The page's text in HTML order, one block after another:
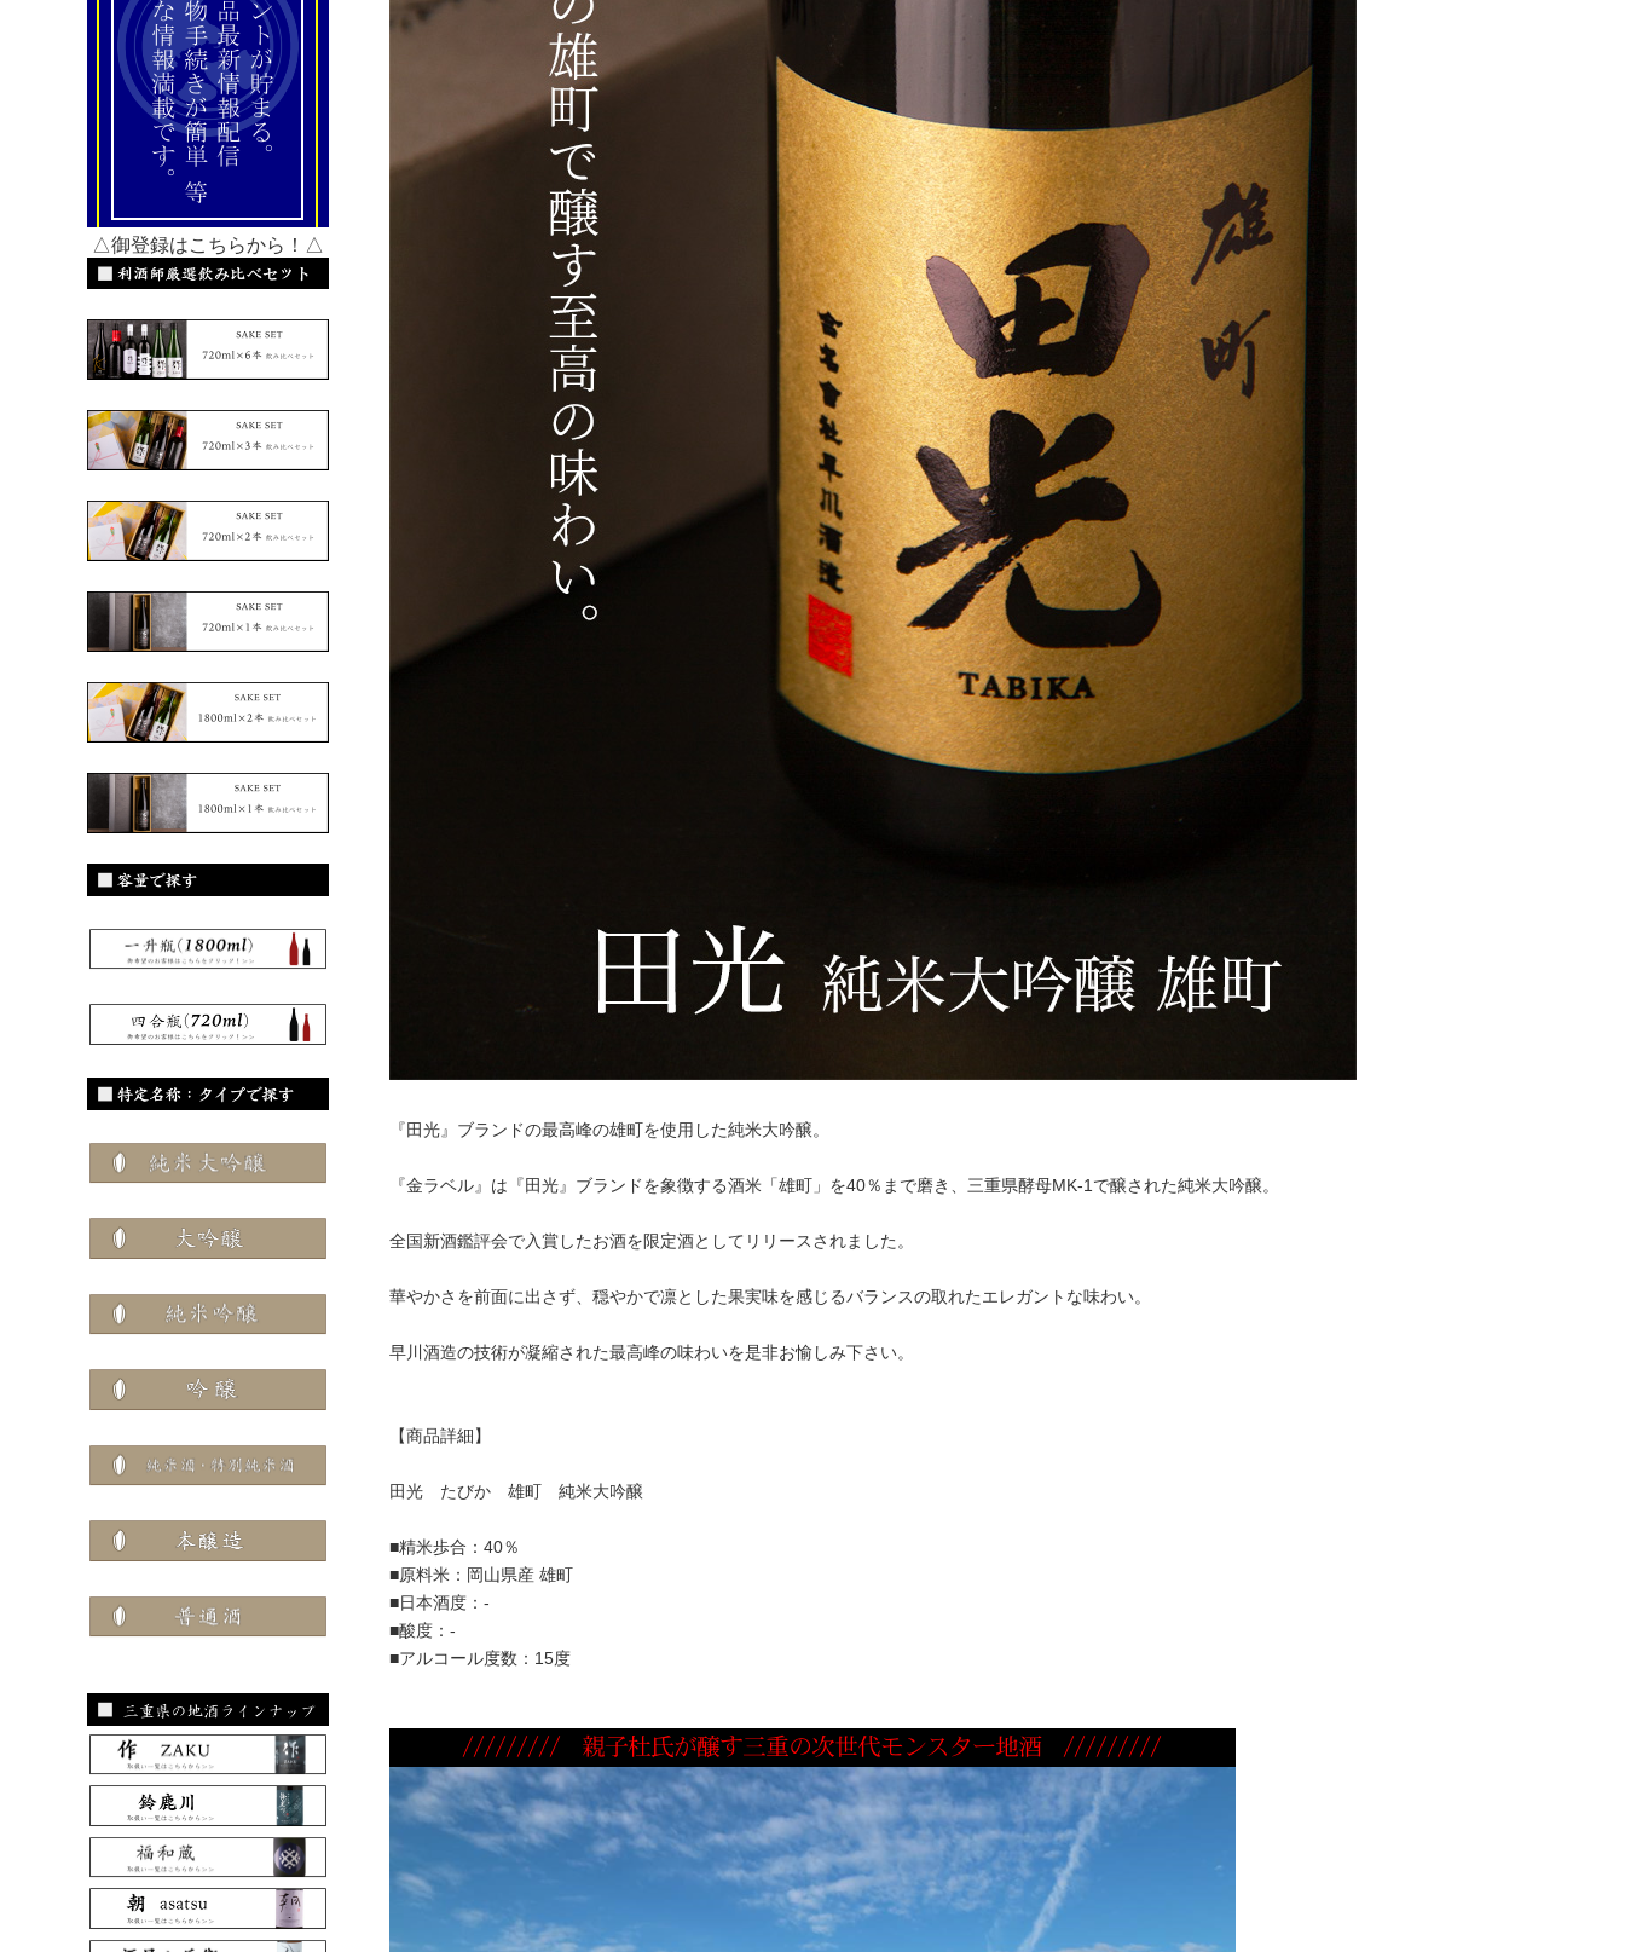
『田光』ブランドの最高峰の雄町を使用した純米大吟醸。
『金ラベル』は『田光』ブランドを象徴する酒米「雄町」を40％まで磨き、三重県酵母MK-1で醸された純米大吟醸。
全国新酒鑑評会で入賞したお酒を限定酒としてリリースされました。
華やかさを前面に出さず、穏やかで凛とした果実味を感じるバランスの取れたエレガントな味わい。
早川酒造の技術が凝縮された最高峰の味わいを是非お愉しみ下さい。
【商品詳細】
田光 たびか 雄町 純米大吟醸
■精米歩合：40％
■原料米：岡山県産 雄町
■日本酒度：-
■酸度：-
■アルコール度数：15度
△御登録はこちらから！△